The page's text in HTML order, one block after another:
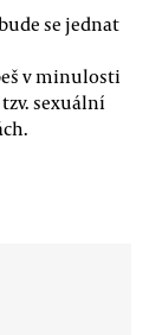
se jednat
v minulosti
sexuální